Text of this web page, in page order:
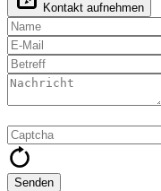
Kontakt aufnehmen
Senden